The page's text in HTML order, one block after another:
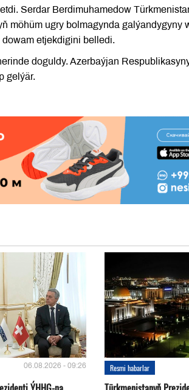
Serdar Berdimuhamedow
möhüm ugry bolmagynda galýandygyny
etjekdigini belledi.
doguldy. Azerbaýjan
gelýär.
06.08.2026 - 09:26 Resmi habarlar